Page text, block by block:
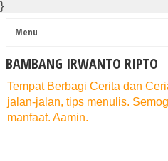
}
BAMBANG IRWANTO RIPTO
Tempat Berbagi Cerita dan
jalan-jalan, tips menulis.
manfaat. Aamin.